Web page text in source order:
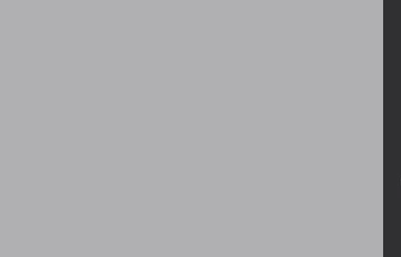
her BFF's face. Bianca gets another
cowgirl. Once Myra has finished
Jimmy off until he gives them a nice